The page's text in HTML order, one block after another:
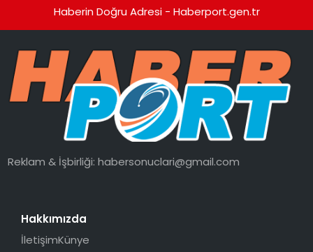
Haberin Doğru Adresi - Haberport.gen.tr
Reklam & İşbirliği:habersonuclari@gmail.com
Hakkımızda
İletişimKünye